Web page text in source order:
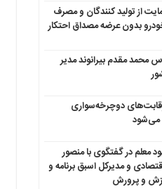
از تولید کنندگان و مصرف
بدون عرضه مصداق احتکار
محمد مقدم بیرانوند مدیر
دوچرخه‌سواری
می‌شود
معلم در گفتگوی با منصور
و مدیرکل اسبق برنامه و
و پرورش